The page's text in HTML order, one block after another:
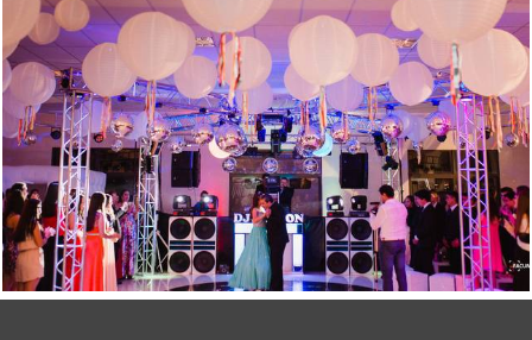
2046 1